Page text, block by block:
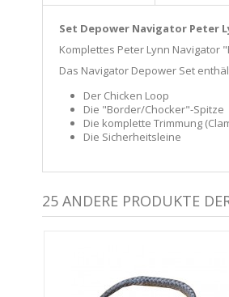
Set Depower Navigator Peter
Komplettes Peter Lynn Navigator
Das Navigator Depower Set
Der Chicken Loop
Die "Border/Chocker"-Spitze
Die komplette Trimmung
Die Sicherheitsleine
25 ANDERE PRODUKTE